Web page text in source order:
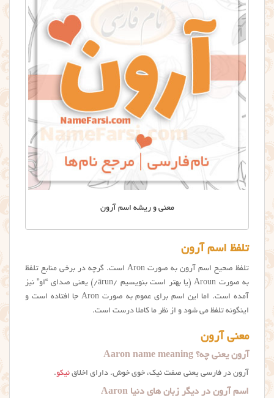
معنی و ریشه اسم آرون
تلفظ اسم آرون
تلفظ صحیح اسم آرون به صورت Aron است. گرچه در برخی منابع تلفظ
به صورت Aroun (یا بهتر است بنویسیم
/ārun/)
یعنی صدای “او” نیز
آمده است. اما این اسم برای عموم به صورت Aron جا افتاده است و
اینگونه تلفظ می شود و از نظر ما کاملا درست است.
معنی آرون
آرون یعنی چه؟ Aaron name meaning
آرون در فارسی یعنی صفت نیک، خوی خوش. دارای اخلاق نیکو.
اسم آرون در دیگر زبان های دنیا Aaron